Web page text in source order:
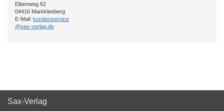
Eibenweg 62
04416 Markkleeberg
E-Mail: kundenservice
@sax-verlag.de
Sax-Verlag